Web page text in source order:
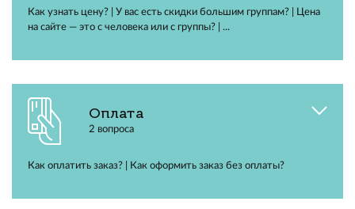
Как узнать цену? | У вас есть скидки большим группам? | Цена
на сайте — это с человека или с группы? | ...
Оплата
2 вопроса
Как оплатить заказ? | Как оформить заказ без оплаты?